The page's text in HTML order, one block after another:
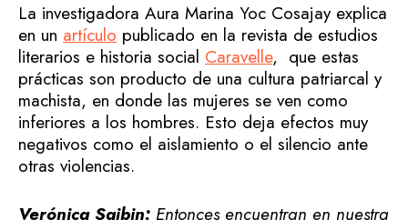
La investigadora Aura Marina Yoc Cosajay explica
en un artículo publicado en la revista de estudios
literarios e historia social Caravelle, que estas
prácticas son producto de una cultura patriarcal y
machista, en donde las mujeres se ven como
inferiores a los hombres. Esto deja efectos muy
negativos como el aislamiento o el silencio ante
otras violencias.
Verónica Sajbin: Entonces encuentran en nuestra